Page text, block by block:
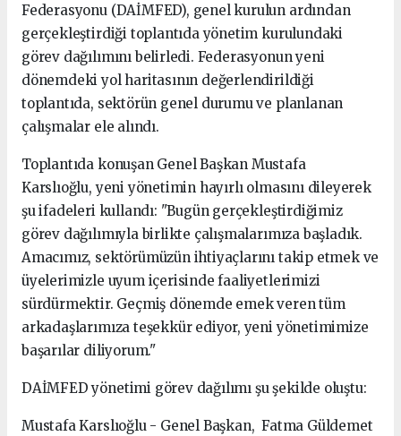
Federasyonu (DAİMFED), genel kurulun ardından
gerçekleştirdiği toplantıda yönetim kurulundaki
görev dağılımını belirledi. Federasyonun yeni
dönemdeki yol haritasının değerlendirildiği
toplantıda, sektörün genel durumu ve planlanan
çalışmalar ele alındı.
Toplantıda konuşan Genel Başkan Mustafa
Karslıoğlu, yeni yönetimin hayırlı olmasını dileyerek
şu ifadeleri kullandı: "Bugün gerçekleştirdiğimiz
görev dağılımıyla birlikte çalışmalarımıza başladık.
Amacımız, sektörümüzün ihtiyaçlarını takip etmek ve
üyelerimizle uyum içerisinde faaliyetlerimizi
sürdürmektir. Geçmiş dönemde emek veren tüm
arkadaşlarımıza teşekkür ediyor, yeni yönetimimize
başarılar diliyorum."
DAİMFED yönetimi görev dağılımı şu şekilde oluştu:
Mustafa Karslıoğlu - Genel Başkan, Fatma Güldemet